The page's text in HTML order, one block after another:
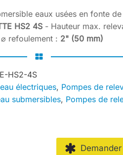
eaux usées en fonte
HS2 4S - Hauteur max.
refoulement : 2" (50 mm)
HS2-4S
électriques, Pompes de
submersibles, Pompes de